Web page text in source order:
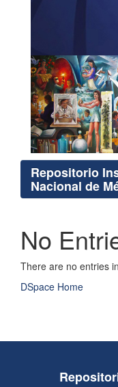
Repositorio
Nacional de
No
There are no entries
DSpace Home